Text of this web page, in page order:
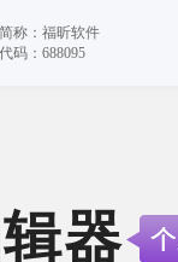
称：福昕软件
码：688095
器